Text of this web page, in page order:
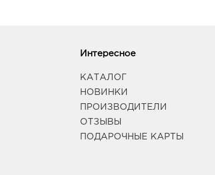
Интересное
КАТАЛОГ
НОВИНКИ
ПРОИЗВОДИТЕЛИ
ОТЗЫВЫ
ПОДАРОЧНЫЕ КАРТЫ